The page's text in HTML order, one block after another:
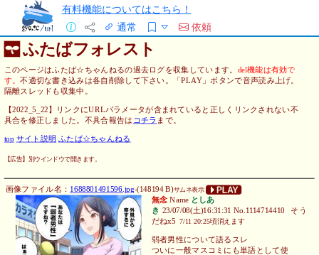
有料機能についてはこちら！
通常
依頼